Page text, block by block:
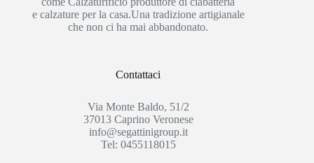
e calzature per la casa.Una tradizione artigianale
che non ci ha mai abbandonato.
Contattaci
Via Monte Baldo, 51/2
37013 Caprino Veronese
info@segattinigroup.it
Tel: 0455118015